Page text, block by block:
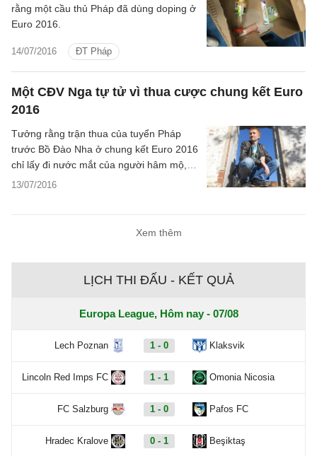
14/07/2016 ĐT Pháp
rằng một cầu thủ Pháp đã dùng doping ở
Euro 2016.
Một CĐV Nga tự tử vì thua cược chung kết Euro
2016
13/07/2016
Tưởng rằng trận thua của tuyển Pháp
trước Bồ Đào Nha ở chung kết Euro 2016
chỉ lấy đi nước mắt của người hâm mộ,
nhưng không, dư âm còn nặng nề hơn.
Xem thêm
LỊCH THI ĐẤU - KẾT QUẢ
Europa League, Hôm nay - 07/08
Lech Poznan 1 - 0 Klaksvik
Lincoln Red Imps FC 1 - 1 Omonia Nicosia
FC Salzburg 1 - 0 Pafos FC
Hradec Kralove 0 - 1 Beşiktaş